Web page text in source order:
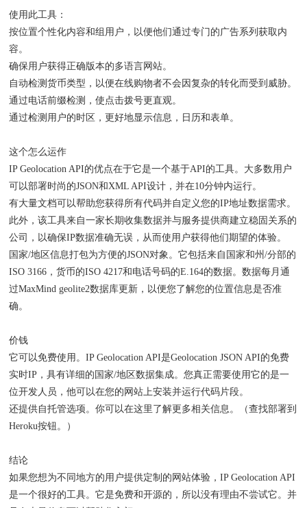
使用此工具：
按位置个性化内容和组用户，以便他们通过专门的广告系列获取内
容。
确保用户获得正确版本的多语言网站。
自动检测货币类型，以便在线购物者不会因复杂的转化而受到威胁。
通过电话前缀检测，使点击拨号更直观。
通过检测用户的时区，更好地显示信息，日历和表单。
这个怎么运作
IP Geolocation API的优点在于它是一个基于API的工具。大多数用户
可以部署时尚的JSON和XML API设计，并在10分钟内运行。
有大量文档可以帮助您获得所有代码并自定义您的IP地址数据需求。
此外，该工具来自一家长期收集数据并与服务提供商建立稳固关系的
公司，以确保IP数据准确无误，从而使用户获得他们期望的体验。
国家/地区信息打包为方便的JSON对象。它包括来自国家和州/分部的
ISO 3166，货币的ISO 4217和电话号码的E.164的数据。数据每月通
过MaxMind geolite2数据库更新，以便您了解您的位置信息是否准
确。
价钱
它可以免费使用。IP Geolocation API是Geolocation JSON API的免费
实时IP，具有详细的国家/地区数据集成。您真正需要使用它的是一
位开发人员，他可以在您的网站上安装并运行代码片段。
还提供自托管选项。你可以在这里了解更多相关信息。（查找部署到
Heroku按钮。）
结论
如果您想为不同地方的用户提供定制的网站体验，IP Geolocation API
是一个很好的工具。它是免费和开源的，所以没有理由不尝试它。并